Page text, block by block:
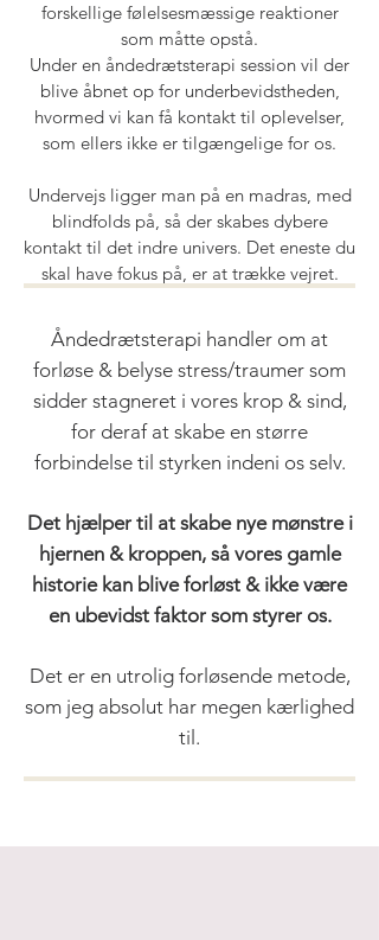
forskellige følelsesmæssige reaktioner
som måtte opstå.
Under en åndedrætsterapi session vil der
blive åbnet op for underbevidstheden,
hvormed vi kan få kontakt til oplevelser,
som ellers ikke er tilgængelige for os.
Undervejs ligger man på en madras, med
blindfolds på, så der skabes dybere
kontakt til det indre univers. Det eneste du
skal have fokus på, er at trække vejret.
Åndedrætsterapi handler om at
forløse & belyse stress/traumer som
sidder stagneret i vores krop & sind,
for deraf at skabe en større
forbindelse til styrken indeni os selv.
Det hjælper til at skabe nye mønstre i
hjernen & kroppen, så vores gamle
historie kan blive forløst & ikke være
en ubevidst faktor som styrer os.
Det er en utrolig forløsende metode,
som jeg absolut har megen kærlighed
til.